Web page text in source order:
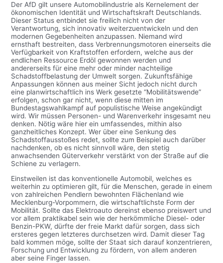
Der AfD gilt unsere Automobilindustrie als Kernelement der
ökonomischen Identität und Wirtschaftskraft Deutschlands.
Dieser Status entbindet sie freilich nicht von der
Verantwortung, sich innovativ weiterzuentwickeln und den
modernen Gegebenheiten anzupassen. Niemand wird
ernsthaft bestreiten, dass Verbrennungsmotoren einerseits die
Verfügbarkeit von Kraftstoffen erfordern, welche aus der
endlichen Ressource Erdöl gewonnen werden und
andererseits für eine mehr oder minder nachteilige
Schadstoffbelastung der Umwelt sorgen. Zukunftsfähige
Anpassungen können aus meiner Sicht jedoch nicht durch
eine planwirtschaftlich ins Werk gesetzte “Mobilitätswende”
erfolgen, schon gar nicht, wenn diese mitten im
Bundestagswahlkampf auf populistische Weise angekündigt
wird. Wir müssen Personen- und Warenverkehr insgesamt neu
denken. Nötig wäre hier ein umfassendes, mithin also
ganzheitliches Konzept. Wer über eine Senkung des
Schadstoffausstoßes redet, sollte zum Beispiel auch darüber
nachdenken, ob es nicht sinnvoll wäre, den stetig
anwachsenden Güterverkehr verstärkt von der Straße auf die
Schiene zu verlagern.
Einstweilen ist das konventionelle Automobil, welches es
weiterhin zu optimieren gilt, für die Menschen, gerade in einem
von zahlreichen Pendlern bewohnten Flächenland wie
Mecklenburg-Vorpommern, die wirtschaftlichste Form der
Mobilität. Sollte das Elektroauto dereinst ebenso preiswert und
vor allem praktikabel sein wie der herkömmliche Diesel- oder
Benzin-PKW, dürfte der freie Markt dafür sorgen, dass sich
ersteres gegen letzteres durchsetzen wird. Damit dieser Tag
bald kommen möge, sollte der Staat sich darauf konzentrieren,
Forschung und Entwicklung zu fördern, von allem anderen
aber seine Finger lassen.